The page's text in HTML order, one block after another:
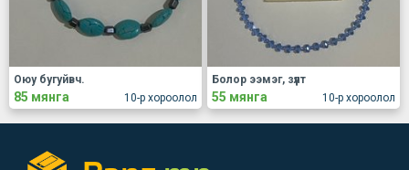
10-р хороолол
Оюу бугуйвч.
85 мянга 10-р хороолол
Болор ээмэг, зүүлт
55 мянга